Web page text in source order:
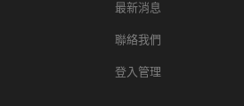
最新消息
聯絡我們
登入管理